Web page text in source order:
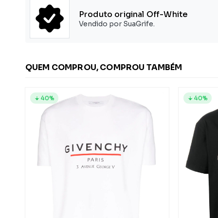
Produto original Off-White
Vendido por SuaGrife.
QUEM COMPROU, COMPROU TAMBÉM
40% 40%